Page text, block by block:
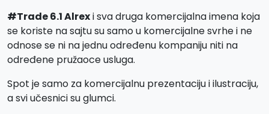
#Trade 6.1 Alrexi sva druga komercijalna imena koja
se koriste na sajtu su samo u komercijalne svrhe i ne
odnose se ni na jednu određenu kompaniju niti na
određene pružaoce usluga.
Spot je samo za komercijalnu prezentaciju i ilustraciju,
a svi učesnici su glumci.